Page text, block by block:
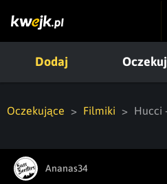
Dodaj
Oczekujące Filmiki Hucci
Ananas34